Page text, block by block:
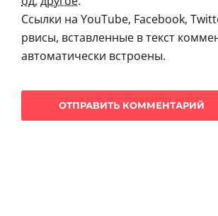
Ссылки на YouTube, Facebook,
рвисы, вставленные в текст
автоматически встроены.